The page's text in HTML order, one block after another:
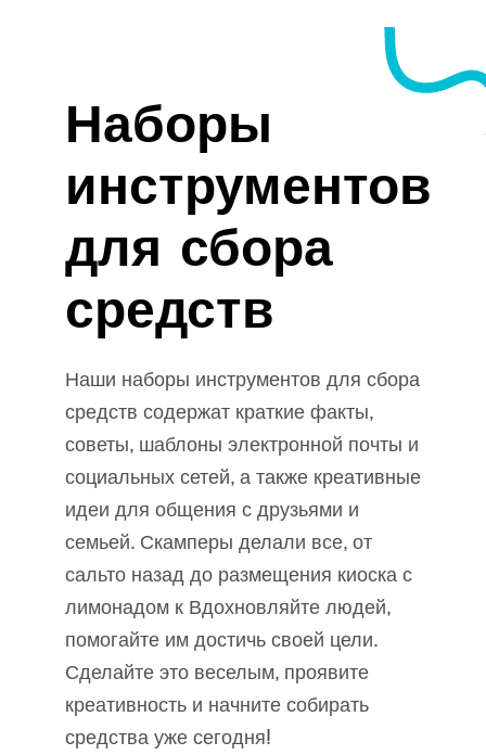
Наборы
инструментов
для сбора
средств
Наши наборы инструментов для сбора
средств содержат краткие факты,
советы, шаблоны электронной почты и
социальных сетей, а также креативные
идеи для общения с друзьями и
семьей. Скамперы делали все, от
сальто назад до размещения киоска с
лимонадом к Вдохновляйте людей,
помогайте им достичь своей цели.
Сделайте это веселым, проявите
креативность и начните собирать
средства уже сегодня!